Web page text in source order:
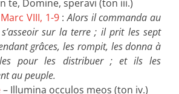
te, Domine, speravi (ton iii.)
Marc VIII, 1-9:Alors il commanda au
sur la terre ; il prit les sept
grâces, les rompit, les donna à
pour les distribuer ; et ils les
au peuple.
– Illumina occulos meos (ton iv.)